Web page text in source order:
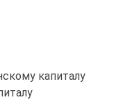
капиталу